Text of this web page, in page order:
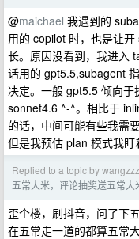
@maichael 我遇到的
用的 copilot 时，也是让
长。原因没看到，我进入
话用的 gpt5.5,subagent
决定。一般 gpt5.5 倾向
sonnet4.6 ^-^。相比于
的话，中间可能有些我需
但是我预估 plan 模式我盯
Replied to a topic by wangzzz
五常大米，评论抽奖送五常大
歪个楼，刷抖音，问了下
在五常走一道的都算五常